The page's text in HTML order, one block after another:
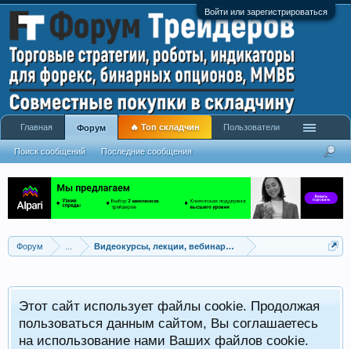
Войти или зарегистрироваться
Форум Видеокурсы, лекции, вебинары, учебный материал
Этот сайт использует файлы cookie. Продолжая
пользоваться данным сайтом, Вы соглашаетесь
на использование нами Ваших файлов cookie.
Главная Форум
Поиск сообщений Последние сообщения
🔥 Топ складчин Пользователи